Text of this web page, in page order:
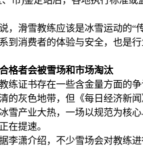
滑雪教练应该是冰雪运动的“
到消费者的体验与安全，也是
格者会被雪场和市场淘汰
证书存在一些含金量方面的争
的灰色地带，但《每日经济新
雪产业大热，一场以规范为核
在提速。
潇介绍，不少雪场会对教练进